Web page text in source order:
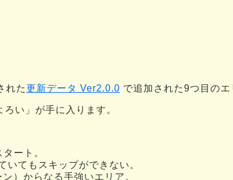
れた更新データ Ver2.0.0 で追加された9つ目のエ
い」が手に入ります。
ート。
いてもスキップができない。
）からなる手強いエリア。